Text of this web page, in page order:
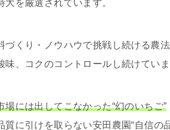
を厳選されています。
づくり・ノウハウで挑戦し続ける農
、コクのコントロールし続けていま
には出してこなかった“幻のいちご”
に引けを取らない安田農園“自信の